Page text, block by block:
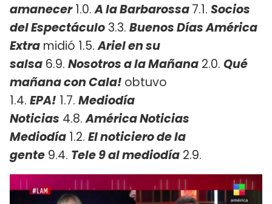
amanecer1.0.A la Barbarossa7.1. Socios
del Espectáculo 3.3. Buenos Días América
Extra midió 1.5.Ariel en su
salsa 6.9. Nosotros a la Mañana 2.0. Qué
mañana con Cala! obtuvo
1.4. EPA! 1.7. Mediodía
Noticias 4.8.América Noticias
Mediodía 1.2. El noticiero de la
gente 9.4. Tele 9 al mediodía 2.9.